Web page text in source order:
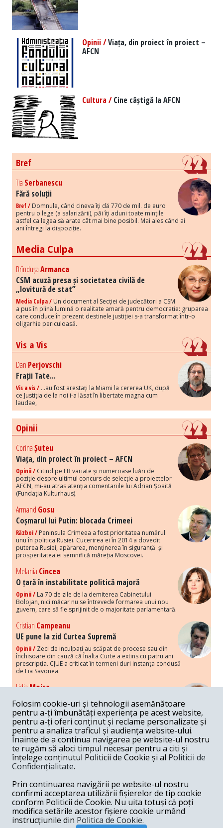
Opinii /Viața, din proiect în proiect –
AFCN
Cultura /Cine câștigă la AFCN
Bref
Tia Serbanescu
Fără soluții
Bref / Domnule, când cineva îți dă 770 de mil. de euro
pentru o lege (a salarizării), păi îți aduni toate mințile
astfel ca legea să arate cât mai bine posibil. Mai ales când ai
ani întregi la dispoziție.
Media Culpa
BrîndușaArmanca
CSM acuză presa și societatea civilă de
„lovitură de stat”
Media Culpa / Un document al Secției de judecători a CSM
a pus în plină lumină o realitate amară pentru democrație: gruparea
care conduce în prezent destinele justiției s-a transformat într-o
oligarhie periculoasă.
Vis a Vis
Dan Perjovschi
Frații Tate...
Vis a vis / ...au fost arestați la Miami la cererea UK, după
ce Justiția de la noi i-a lăsat în libertate magna cum
laudae,
Opinii
CorinaȘuteu
Viața, din proiect în proiect – AFCN
Opinii / Citind pe FB variate și numeroase luări de
poziție despre ultimul concurs de selecție a proiectelor
AFCN, mi-au atras atenția comentariile lui Adrian Șoaită
(Fundația Kulturhaus).
Armand Gosu
Coșmarul lui Putin: blocada Crimeei
Război / Peninsula Crimeea a fost prioritatea numărul
unu în politica Rusiei. Cucerirea ei în 2014 a dovedit
puterea Rusiei, apărarea, menținerea în siguranță și
prosperitatea ei semnifică măreția Moscovei.
Melania Cincea
O țară în instabilitate politică majoră
Opinii / La 70 de zile de la demiterea Cabinetului
Bolojan, nici măcar nu se întrevede formarea unui nou
guvern, care să fie sprijinit de o majoritate parlamentară.
Cristian Campeanu
UE pune la zid Curtea Supremă
Opinii / Zeci de inculpați au scăpat de procese sau din
închisoare din cauză că Înalta Curte a extins cu patru ani
prescripția. CJUE a criticat în termeni duri instanța condusă
de Lia Savonea.
LidiaMoise
Costurile economice ale haosului politic
Opinii / Economia nu poate rezista cu retorica falsă a
susținerii intereselor poporului, care, de fapt, ascunde
obsesia menținerii privilegiilor și a averilor unor caste.
Melania Cincea
Noi puseuri de xenofobie din partea românilor
„neaoși”
Periodic, în spațiul public sunt voci care lansează
mesaje xenofobe la adresa câte unui politician care deranjează un
anumit grup politico-mediatic, într-un anumit moment.
ArmandGosu
Unirea cu Moldova: modele istorice
Folosim cookie-uri și tehnologii asemănătoare
pentru a-ți îmbunătăți experiența pe acest website,
pentru a-ți oferi conținut și reclame personalizate și
pentru a analiza traficul și audiența website-ului.
Înainte de a continua navigarea pe website-ul nostru
te rugăm să aloci timpul necesar pentru a citi și
înțelege conținutul Politicii de Cookie și al Politicii de
Confidențialitate.
Prin continuarea navigării pe website-ul nostru
confirmi acceptarea utilizării fișierelor de tip cookie
conform Politicii de Cookie. Nu uita totuși că poți
modifica setările acestor fișiere cookie urmând
instrucțiunile din Politica de Cookie.